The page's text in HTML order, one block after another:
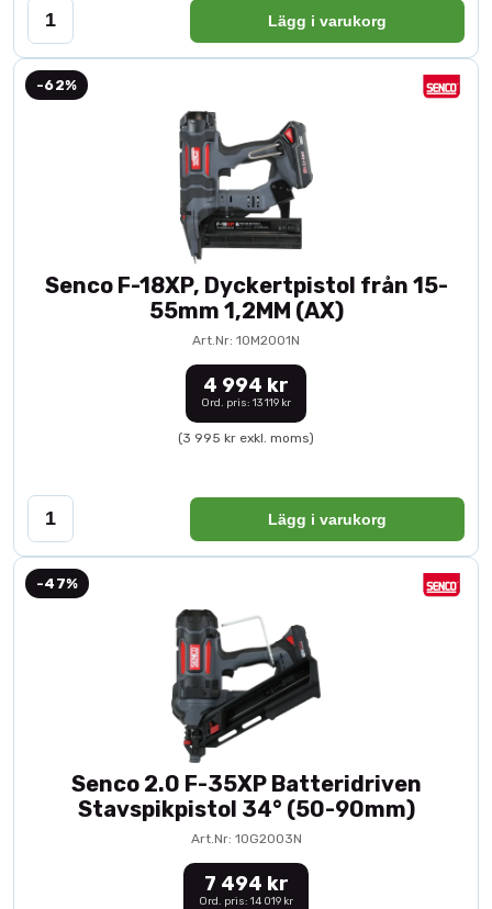
Lägg i varukorg
-62%
Senco F-18XP, Dyckertpistol från 15-
55mm 1,2MM (AX)
Art.Nr: 10M2001N
4 994 kr
Ord. pris: 13 119 kr
(3 995 kr exkl. moms)
Lägg i varukorg
-47%
Senco 2.0 F-35XP Batteridriven
Stavspikpistol 34° (50-90mm)
Art.Nr: 10G2003N
7 494 kr
Ord. pris: 14 019 kr